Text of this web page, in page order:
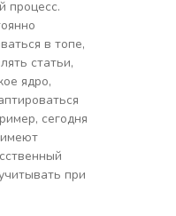
процесс.
в топе,
статьи,
ядро,
сегодня
при